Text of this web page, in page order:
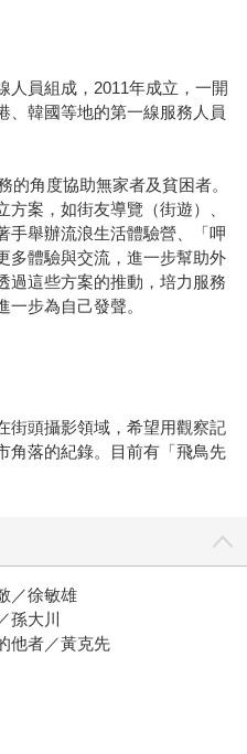
人員組成，2011年成立，一開
、韓國等地的第一線服務人員
的角度協助無家者及貧困者。
案，如街友導覽（街遊）、
手舉辦流浪生活體驗營、「呷
多體驗與交流，進一步幫助外
過這些方案的推動，培力服務
步為自己發聲。
街頭攝影領域，希望用觀察記
角落的紀錄。目前有「飛鳥先
／徐敏雄
大川
他者／黃克先